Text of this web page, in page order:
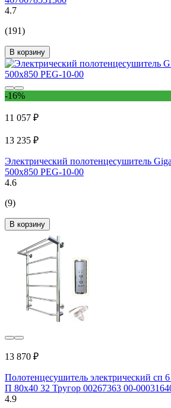
4.7
(191)
В корзину
-16%
11 057 ₽
13 235 ₽
Электрический полотенцесушитель
500x850 PEG-10-00
4.6
(9)
В корзину
13 870 ₽
Полотенцесушитель электрический сп
П 80х40 32 Тругор 00267363 00-
4.9